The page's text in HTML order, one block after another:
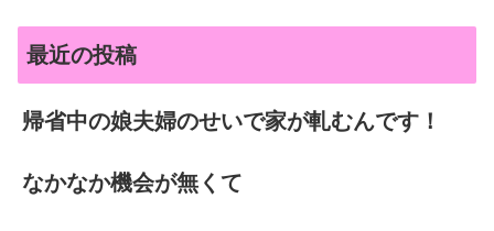
最近の投稿
帰省中の娘夫婦のせいで家が軋むんです！
なかなか機会が無くて